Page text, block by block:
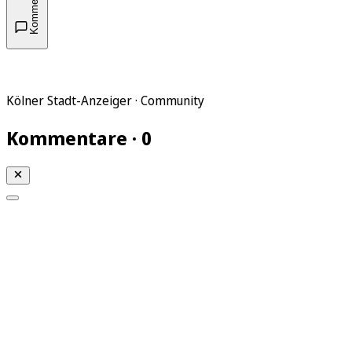
Kölner Stadt-Anzeiger · Community
Kommentare · 0